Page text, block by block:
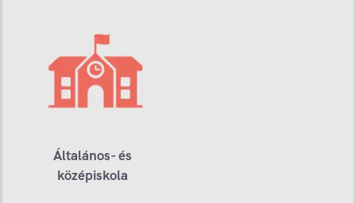
Általános- és
középiskola